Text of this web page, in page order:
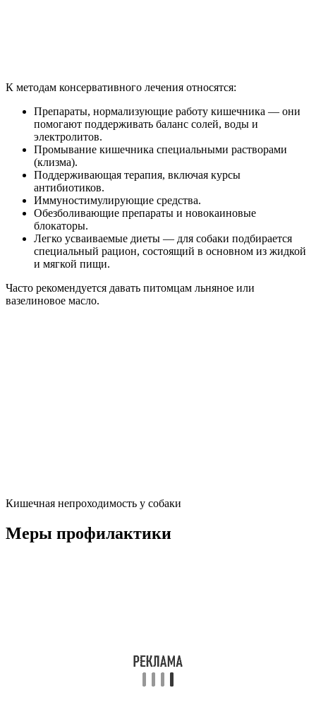
К методам консервативного лечения относятся:
Препараты, нормализующие работу кишечника — они
помогают поддерживать баланс солей, воды и
электролитов.
Промывание кишечника специальными растворами
(клизма).
Поддерживающая терапия, включая курсы
антибиотиков.
Иммуностимулирующие средства.
Обезболивающие препараты и новокаиновые
блокаторы.
Легко усваиваемые диеты — для собаки подбирается
специальный рацион, состоящий в основном из жидкой
и мягкой пищи.
Часто рекомендуется давать питомцам льняное или
вазелиновое масло.
Кишечная непроходимость у собаки
Меры профилактики